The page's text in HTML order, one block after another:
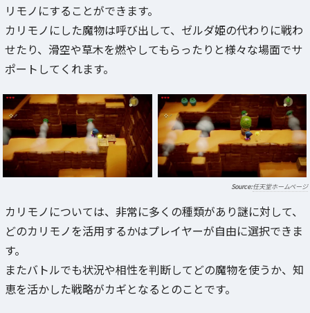
リモノにすることができます。
カリモノにした魔物は呼び出して、ゼルダ姫の代わりに戦わ
せたり、滑空や草木を燃やしてもらったりと様々な場面でサ
ポートしてくれます。
任天堂ホームページ
カリモノについては、非常に多くの種類があり謎に対して、
どのカリモノを活用するかはプレイヤーが自由に選択できま
す。
またバトルでも状況や相性を判断してどの魔物を使うか、知
恵を活かした戦略がカギとなるとのことです。